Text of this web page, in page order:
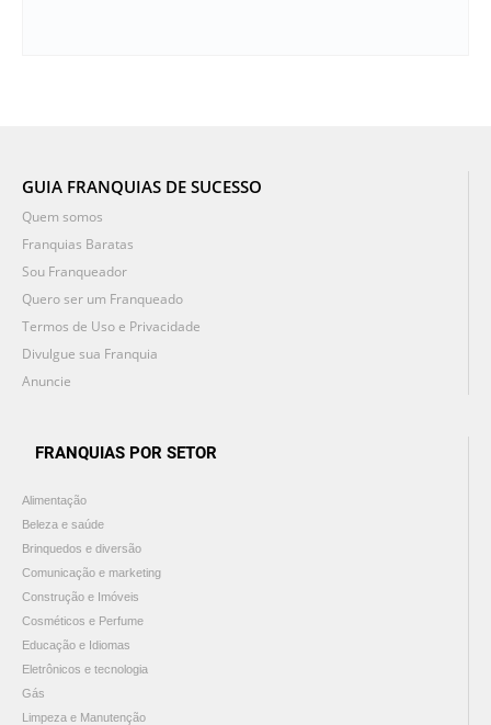
GUIA FRANQUIAS DE SUCESSO
Quem somos
Franquias Baratas
Sou Franqueador
Quero ser um Franqueado
Termos de Uso e Privacidade
Divulgue sua Franquia
Anuncie
FRANQUIAS POR SETOR
Alimentação
Beleza e saúde
Brinquedos e diversão
Comunicação e marketing
Construção e Imóveis
Cosméticos e Perfume
Educação e Idiomas
Eletrônicos e tecnologia
Gás
Limpeza e Manutenção